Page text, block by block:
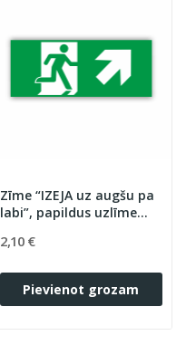
Zīme “IZEJA uz augšu pa
labi”, papildus uzlīme
un avārijas
2,10 €
Pievienot grozam